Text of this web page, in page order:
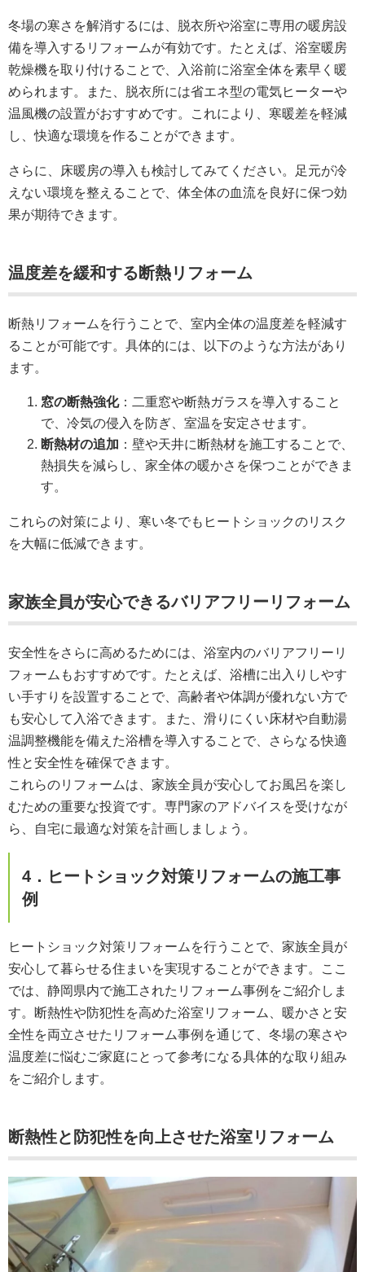
冬場の寒さを解消するには、脱衣所や浴室に専用の暖房設
備を導入するリフォームが有効です。たとえば、浴室暖房
乾燥機を取り付けることで、入浴前に浴室全体を素早く暖
められます。また、脱衣所には省エネ型の電気ヒーターや
温風機の設置がおすすめです。これにより、寒暖差を軽減
し、快適な環境を作ることができます。
さらに、床暖房の導入も検討してみてください。足元が冷
えない環境を整えることで、体全体の血流を良好に保つ効
果が期待できます。
温度差を緩和する断熱リフォーム
断熱リフォームを行うことで、室内全体の温度差を軽減す
ることが可能です。具体的には、以下のような方法があり
ます。
窓の断熱強化：二重窓や断熱ガラスを導入すること
で、冷気の侵入を防ぎ、室温を安定させます。
断熱材の追加 ：壁や天井に断熱材を施工することで、
熱損失を減らし、家全体の暖かさを保つことができま
す。
これらの対策により、寒い冬でもヒートショックのリスク
を大幅に低減できます。
家族全員が安心できるバリアフリーリフォーム
安全性をさらに高めるためには、浴室内のバリアフリーリ
フォームもおすすめです。たとえば、浴槽に出入りしやす
い手すりを設置することで、高齢者や体調が優れない方で
も安心して入浴できます。また、滑りにくい床材や自動湯
温調整機能を備えた浴槽を導入することで、さらなる快適
性と安全性を確保できます。
これらのリフォームは、家族全員が安心してお風呂を楽し
むための重要な投資です。専門家のアドバイスを受けなが
ら、自宅に最適な対策を計画しましょう。
4．ヒートショック対策リフォームの施工事
例
ヒートショック対策リフォームを行うことで、家族全員が
安心して暮らせる住まいを実現することができます。ここ
では、静岡県内で施工されたリフォーム事例をご紹介しま
す。断熱性や防犯性を高めた浴室リフォーム、暖かさと安
全性を両立させたリフォーム事例を通じて、冬場の寒さや
温度差に悩むご家庭にとって参考になる具体的な取り組み
をご紹介します。
断熱性と防犯性を向上させた浴室リフォーム